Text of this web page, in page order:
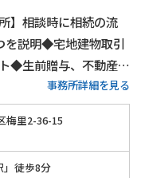
】相談時に相続の流
を説明◆宅地建物取引
◆生前贈与、不動産活
◆土日祝日相談（要予
忙しい方が相談しやす
事務所詳細を見る
梅里2-36-15
」徒歩8分